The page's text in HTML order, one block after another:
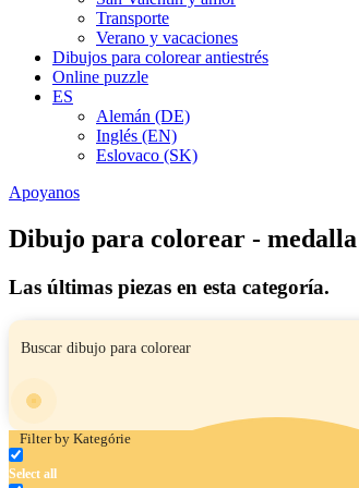
Transporte
Verano y vacaciones
Dibujos para colorear antiestrés
Online puzzle
ES
Alemán (DE)
Inglés (EN)
Eslovaco (SK)
Apoyanos
Dibujo para colorear - medalla
Las últimas piezas en esta categoría.
Filter by Kategórie
Select all